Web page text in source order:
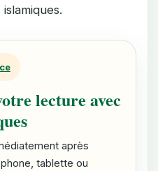
lecture avec
après
tablette ou